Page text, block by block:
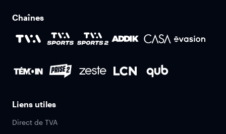
Chaînes
Liens utiles
Direct de TVA